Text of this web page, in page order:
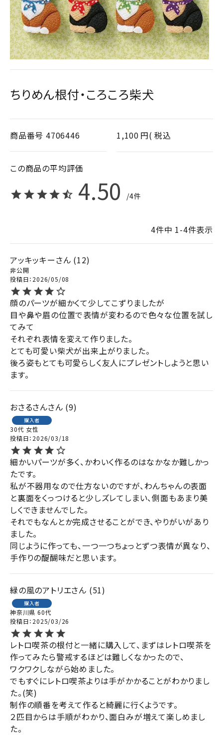
ちりめん根付・ころころ柴犬
商品番号 4706446 1,100 税込
4.50 4
4件中 1-4件表示
アッキッキー 12
非公開
投稿日 2026/05/08
顔のパーツが細かくて少してこずりましたが
目や鼻や眉の位置で表情が変わるので色々な位置を試し
てみて
それぞれ表情を変えて作りました。
とても可愛い柴犬が出来上がりました。
後ろ姿もとても可愛らしく友人にプレゼントしようと思い
ます。
おさるさん 9
購入者
30代 女性
投稿日 2026/03/18
細かいパーツが多く、かわいく作るのはなかなか難しかっ
たです。
私が不器用なので仕方ないのですが、わんちゃんの表面
と裏面をくっつけると少しズレてしまい、側面もあまり美
しくできませんでした。
それでもなんとか完成させることができ、やりがいがあり
ました。
同じように作っても、一つ一つちょっとずつ表情が異なり、
手作りの醍醐味だと思います。
緑の風のアトリエ 51
購入者
神奈川県 60代
投稿日 2025/03/26
レトロ喫茶の根付と一緒に購入して、まずはレトロ喫茶を
作ってみたら警戒するほどは難しくなかったので、
ワクワクしながら始めました。
でもすぐにレトロ喫茶よりは手がかかることがわかりまし
た。(笑)
制作の順番を考えて作ると綺麗に行くようです。
２匹目からは手順がわかり、面白みが増えて楽しめまし
た。